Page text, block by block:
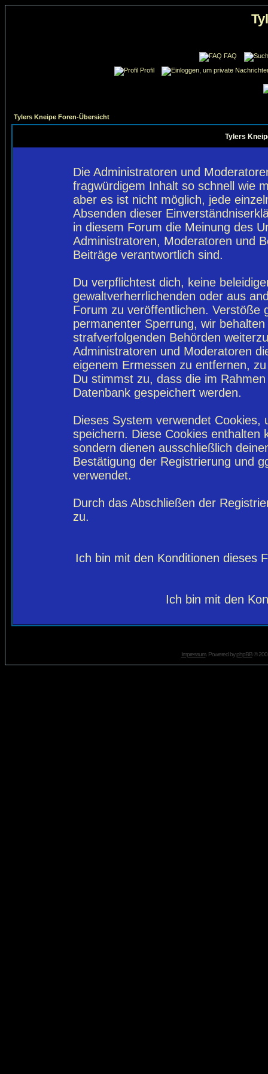
FAQ
Profil
Tylers Kneipe Foren-Übersicht
Tylers
Die Administratoren und
fragwürdigem Inhalt so schnell wie
aber es ist nicht möglich, jede
Absenden dieser
in diesem Forum die Meinung des
Administratoren, Moderatoren und
Beiträge verantwortlich sind.
Du verpflichtest dich, keine
gewaltverherrlichenden oder aus
Forum zu veröffentlichen. Verstöße
permanenter Sperrung, wir
strafverfolgenden Behörden
Administratoren und Moderatoren
eigenem Ermessen zu entfernen,
Du stimmst zu, dass die im
Datenbank gespeichert werden.
Dieses System verwendet
speichern. Diese Cookies enthalten
sondern dienen ausschließlich
Bestätigung der Registrierung und
verwendet.
Durch das Abschließen der
zu.
Ich bin mit den Konditionen dieses
Ich bin mit den
Impressum. Powered byphpBB©